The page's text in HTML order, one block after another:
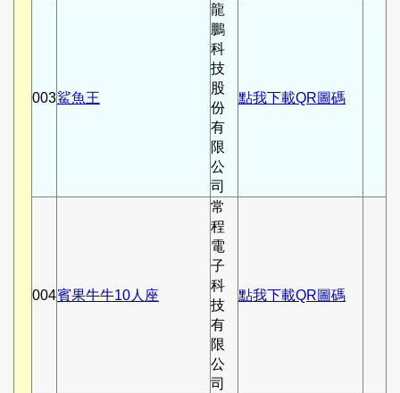
003鯊魚王
龍
鵬
科
技
股
份
有
限
公
司
點我下載QR圖碼
004賓果牛牛10人座
常
程
電
子
科
技
有
限
公
司
點我下載QR圖碼